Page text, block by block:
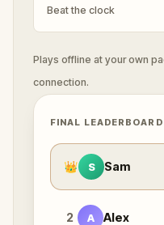
Beat the clock
Plays offline at your own
connection.
FINAL LEADERBOARD
👑 S Sam
2 A Alex